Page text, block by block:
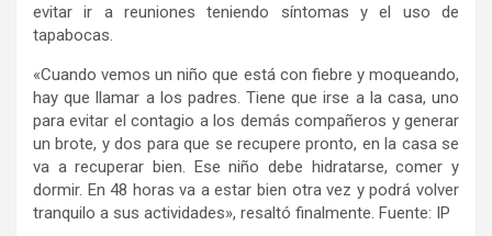
evitar ir a reuniones teniendo síntomas y el uso de
tapabocas.
«Cuando vemos un niño que está con fiebre y moqueando,
hay que llamar a los padres. Tiene que irse a la casa, uno
para evitar el contagio a los demás compañeros y generar
un brote, y dos para que se recupere pronto, en la casa se
va a recuperar bien. Ese niño debe hidratarse, comer y
dormir. En 48 horas va a estar bien otra vez y podrá volver
tranquilo a sus actividades», resaltó finalmente. Fuente: IP